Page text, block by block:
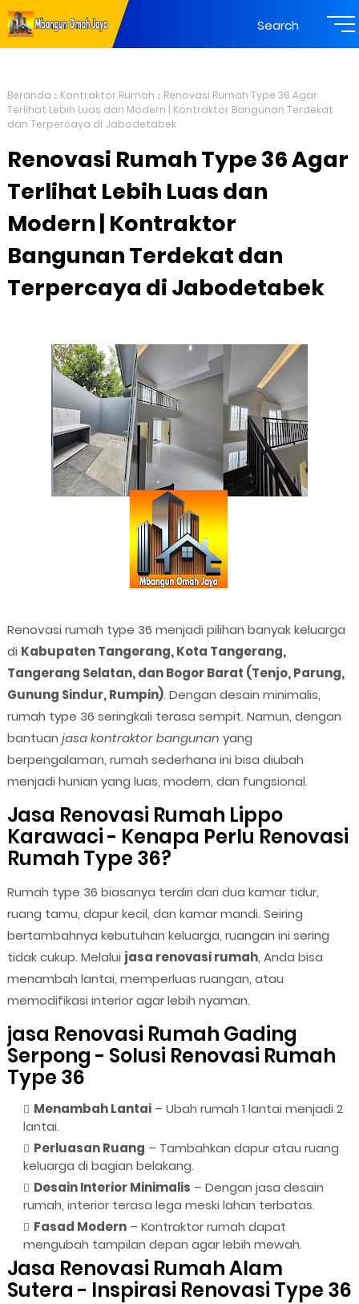
Search
Beranda Kontraktor Rumah
Renovasi Rumah Type 36 Agar
Terlihat Lebih Luas dan Modern | Kontraktor Bangunan Terdekat
dan Terpercaya di Jabodetabek
Renovasi Rumah Type 36 Agar
Terlihat Lebih Luas dan
Modern | Kontraktor
Bangunan Terdekat dan
Terpercaya di Jabodetabek
Renovasi rumah type 36 menjadi pilihan banyak keluarga
di Kabupaten Tangerang, Kota Tangerang,
Tangerang Selatan, dan Bogor Barat (Tenjo, Parung,
Gunung Sindur, Rumpin). Dengan desain minimalis,
rumah type 36 seringkali terasa sempit. Namun, dengan
bantuan jasa kontraktor bangunan yang
berpengalaman, rumah sederhana ini bisa diubah
menjadi hunian yang luas, modern, dan fungsional.
Jasa Renovasi Rumah Lippo
Karawaci - Kenapa Perlu Renovasi
Rumah Type 36?
Rumah type 36 biasanya terdiri dari dua kamar tidur,
ruang tamu, dapur kecil, dan kamar mandi. Seiring
bertambahnya kebutuhan keluarga, ruangan ini sering
tidak cukup. Melalui jasa renovasi rumah, Anda bisa
menambah lantai, memperluas ruangan, atau
memodifikasi interior agar lebih nyaman.
jasa Renovasi Rumah Gading
Serpong - Solusi Renovasi Rumah
Type 36
Menambah Lantai– Ubah rumah 1 lantai menjadi 2
lantai.
Perluasan Ruang – Tambahkan dapur atau ruang
keluarga di bagian belakang.
Desain Interior Minimalis – Dengan jasa desain
rumah, interior terasa lega meski lahan terbatas.
Fasad Modern– Kontraktor rumah dapat
mengubah tampilan depan agar lebih mewah.
Jasa Renovasi Rumah Alam
Sutera - Inspirasi Renovasi Type 36